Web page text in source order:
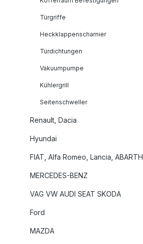
Türgriffe
Heckklappenscharnier
Türdichtungen
Vakuumpumpe
Kühlergrill
Seitenschweller
Renault, Dacia
Hyundai
FIAT, Alfa Romeo, Lancia, ABARTH
MERCEDES-BENZ
VAG VW AUDI SEAT SKODA
Ford
MAZDA